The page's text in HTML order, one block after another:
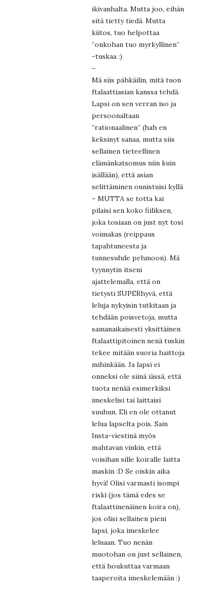
ikivanhalta. Mutta joo, eihän
sitä tietty tiedä. Mutta
kiitos, tuo helpottaa
”onkohan tuo myrkyllinen”
-tuskaa :)
–
Mä siis pähkäilin, mitä tuon
ftalaattiasian kanssa tehdä.
Lapsi on sen verran iso ja
persoonaltaan
”rationaalinen” (hah en
keksinyt sanaa, mutta siis
sellainen tieteellinen
elämänkatsomus niin kuin
isällään), että asian
selittäminen onnistuisi kyllä
– MUTTA se totta kai
pilaisi sen koko fiiliksen,
joka tosiaan on just nyt tosi
voimakas (reippaus
tapahtuneesta ja
tunnesuhde pehmoon). Mä
tyynnytin itseni
ajattelemalla, että on
tietysti SUPERhyvä, että
leluja nykyisin tutkitaan ja
tehdään poisvetoja, mutta
samanaikaisesti yksittäinen
ftalaattipitoinen nenä tuskin
tekee mitään suoria haittoja
mihinkään. Ja lapsi ei
onneksi ole siinä iässä, että
tuota nenää esimerkiksi
imeskelisi tai laittaisi
suuhun. Eli en ole ottanut
lelua lapselta pois. Sain
Insta-viestinä myös
mahtavan vinkin, että
voisihan sille koiralle laitta
maskin :D Se oiskin aika
hyvä! Olisi varmasti isompi
riski (jos tämä edes se
ftalaattinenäinen koira on),
jos olisi sellainen pieni
lapsi, joka imeskelee
leluaan. Tuo nenän
muotohan on just sellainen,
että houkuttaa varmaan
taaperoita imeskelemään :)